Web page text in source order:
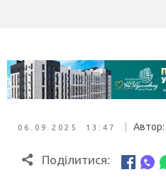
06.09.2025 13:47 Автор:
Поділитися: